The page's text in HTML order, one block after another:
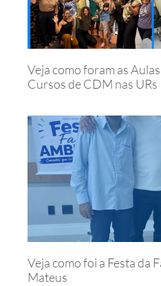
Veja como foram as
Cursos de CDM nas URs
Veja como foi a Festa da
Mateus